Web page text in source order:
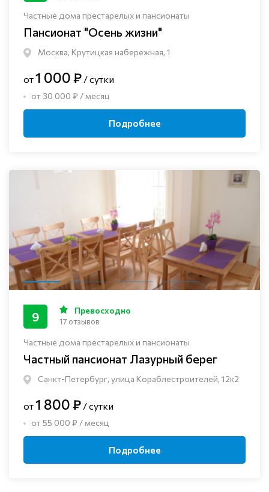
Частные дома престарелых и пансионаты
Пансионат "Осень жизни"
Москва, Крутицкая набережная, 1
от1 000 ₽ / сутки
от 30 000 ₽ / месяц
Подробнее
Частные дома престарелых и пансионаты
Частный пансионат Лазурный берег
Санкт-Петербург, улица Кораблестроителей, 12к2
9 Превосходно
17 отзывов
от1 800 ₽ / сутки
от 55 000 ₽ / месяц
Подробнее